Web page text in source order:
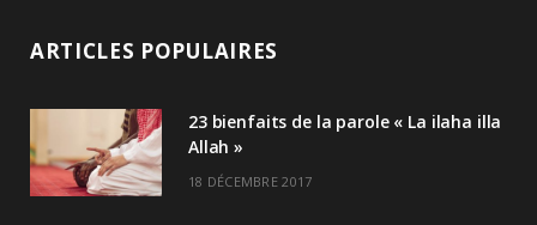
ARTICLES POPULAIRES
23 bienfaits de la parole « La ilaha illa
Allah »
18 DÉCEMBRE 2017